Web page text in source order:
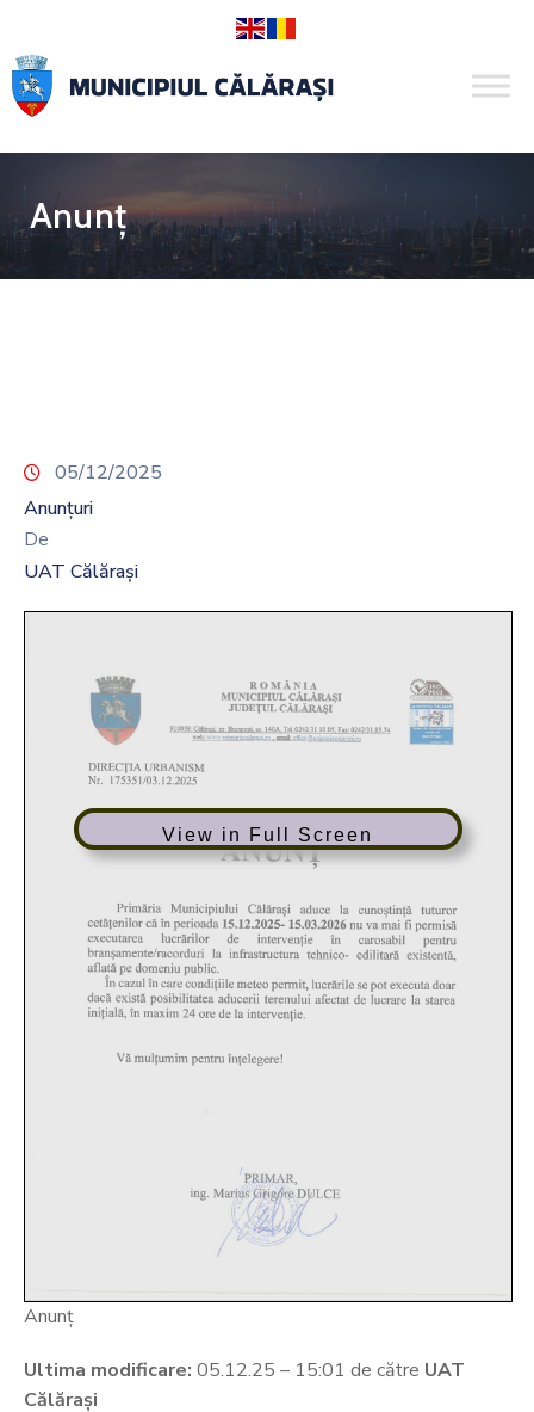
Anunț
05/12/2025
Anunțuri
De
UAT Călărași
View in Full Screen
Anunț
Ultima modificare: 05.12.25 – 15:01 de către UAT
Călărași